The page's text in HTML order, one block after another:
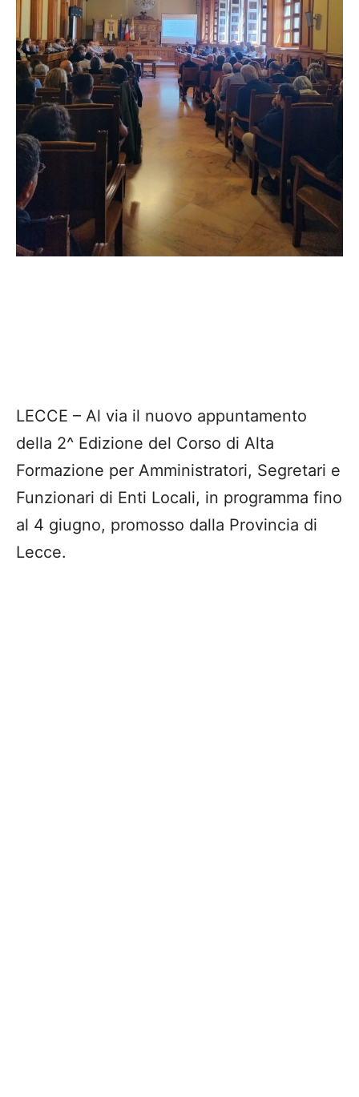
LECCE – Al via il nuovo appuntamento
della 2^ Edizione del Corso di Alta
Formazione per Amministratori, Segretari e
Funzionari di Enti Locali, in programma fino
al 4 giugno, promosso dalla Provincia di
Lecce.